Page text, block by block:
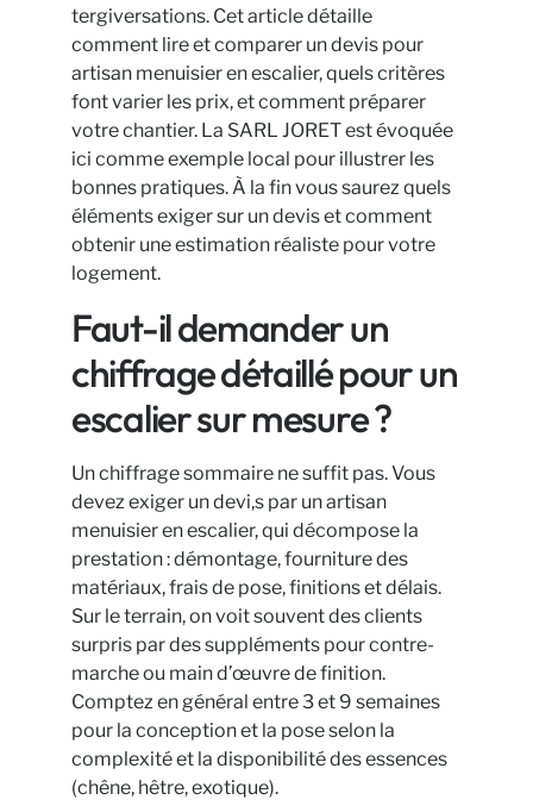
tergiversations. Cet article détaille
comment lire et comparer un devis pour
artisan menuisier en escalier, quels critères
font varier les prix, et comment préparer
votre chantier. La SARL JORET est évoquée
ici comme exemple local pour illustrer les
bonnes pratiques. À la fin vous saurez quels
éléments exiger sur un devis et comment
obtenir une estimation réaliste pour votre
logement.
Faut-il demander un
chiffrage détaillé pour un
escalier sur mesure ?
Un chiffrage sommaire ne suffit pas. Vous
devez exiger un devi,s par un artisan
menuisier en escalier, qui décompose la
prestation : démontage, fourniture des
matériaux, frais de pose, finitions et délais.
Sur le terrain, on voit souvent des clients
surpris par des suppléments pour contre-
marche ou main d’œuvre de finition.
Comptez en général entre 3 et 9 semaines
pour la conception et la pose selon la
complexité et la disponibilité des essences
(chêne, hêtre, exotique).